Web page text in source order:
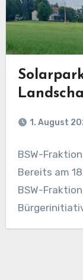
1. August
BSW-
Bereits am
BSW-